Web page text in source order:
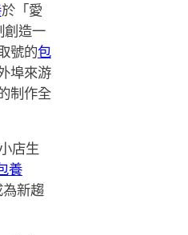
於「愛
創造一
號的包
埠來游
制作全
店生
養
新趨